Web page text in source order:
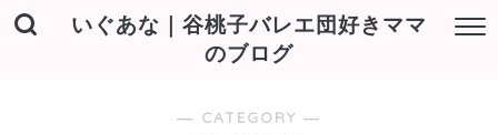
いぐあな｜谷桃子バレエ団好きママ
のブログ
― CATEGORY ―